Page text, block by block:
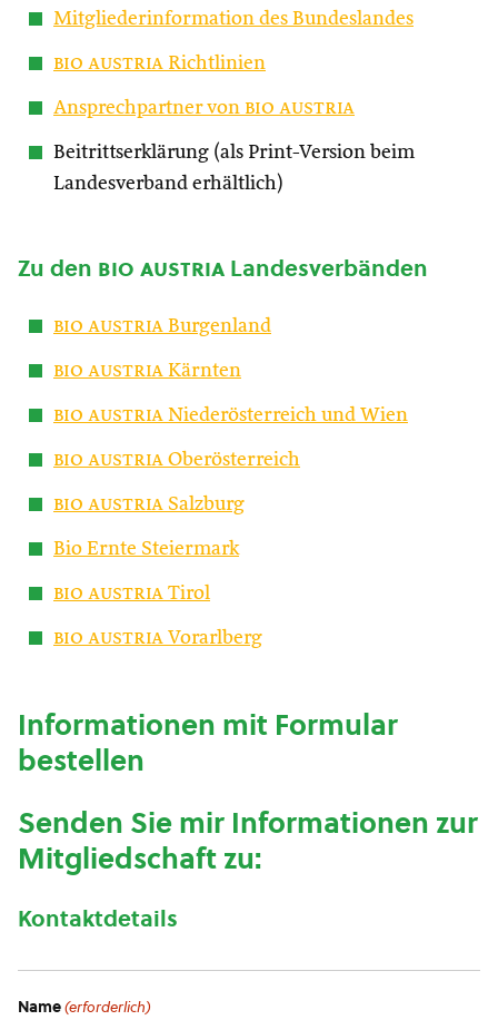
Mitgliederinformation des Bundeslandes
bio austria Richtlinien
Ansprechpartner von bio austria
Beitrittserklärung (als Print-Version beim
Landesverband erhältlich)
Zu den bio austria Landesverbänden
bio austria Burgenland
bio austria Kärnten
bio austria Niederösterreich und Wien
bio austria Oberösterreich
bio austria Salzburg
Bio Ernte Steiermark
bio austria Tirol
bio austria Vorarlberg
Informationen mit Formular
bestellen
Senden Sie mir Informationen zur
Mitgliedschaft zu:
Kontaktdetails
Name(erforderlich)